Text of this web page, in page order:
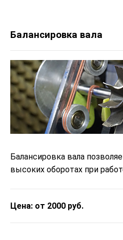
Балансировка вала
Балансировка вала
высоких оборотах при
Цена: от 2000 руб.